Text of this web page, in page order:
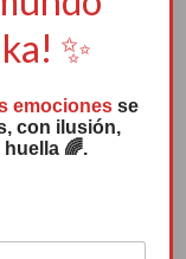
✨
emociones se
con ilusión,
🌈.